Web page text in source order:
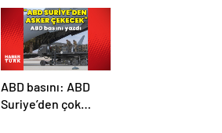
ABD basını: ABD
Suriye’den çok